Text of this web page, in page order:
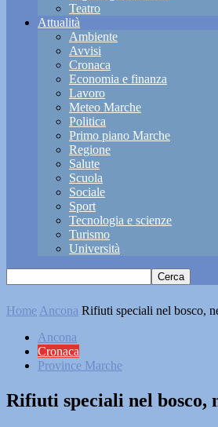
Teatro
Attualità
Ambiente
Avvisi
Cronaca
Economia e finanza
Lavoro
Meteo Marche
Politica
Primo piano Marche
Regione
Salute
Scuola
Sociale
Sport
Tecnologia e scienze
Turismo
Università
Home Ancona Rifiuti speciali nel bosco,
Ancona
Cronaca
Province Marche
Rifiuti speciali nel bosco,